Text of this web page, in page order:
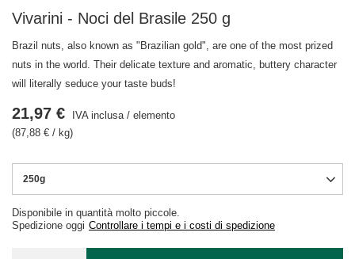
Vivarini - Noci del Brasile 250 g
Brazil nuts, also known as "Brazilian gold", are one of the most prized
nuts in the world. Their delicate texture and aromatic, buttery character
will literally seduce your taste buds!
250g
Disponibile in quantità molto piccole
Spedizione oggi Controllare i tempi e i costi di spedizione
21,97 € IVA inclusa/ elemento
(87,88 € / kg)